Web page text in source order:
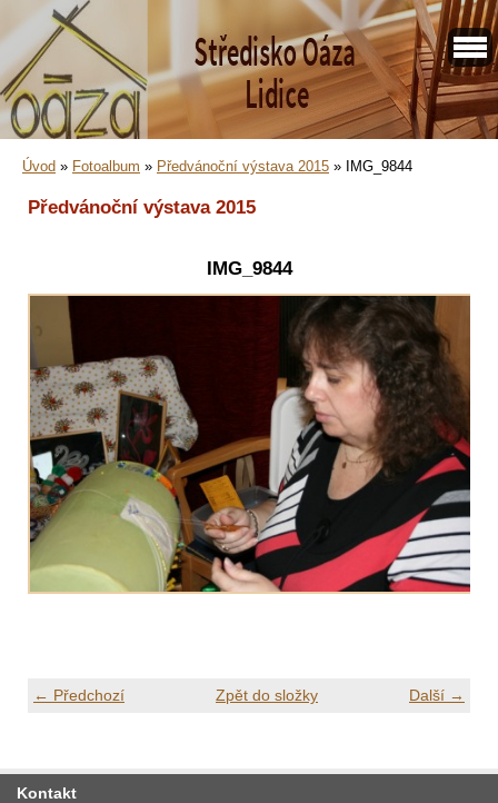
Úvod » Fotoalbum » Předvánoční výstava 2015 » IMG_9844
Předvánoční výstava 2015
IMG_9844
← Předchozí Další →
Zpět do složky
Kontakt